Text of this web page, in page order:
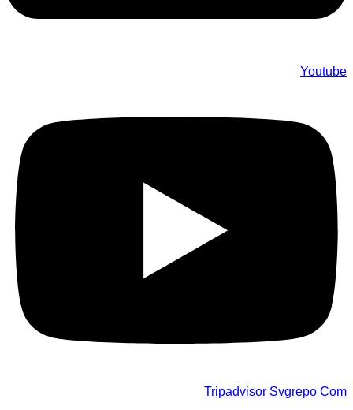
Youtube
Tripadvisor Svgrepo Com